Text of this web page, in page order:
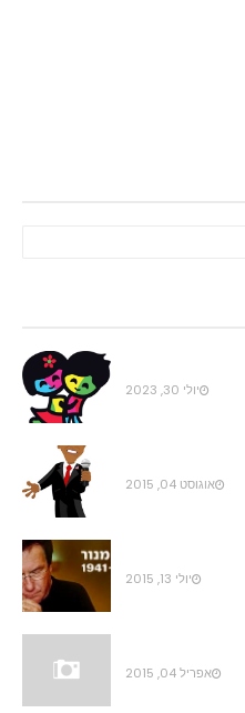
יולי 30, 2023
אוגוסט 04, 2015
יולי 13, 2015
אפריל 04, 2015